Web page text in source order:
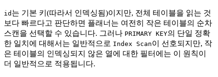
id 는 기본 키(따라서 인덱싱됨)이지만, 전체 테이블을 읽는 것
보다 빠르다고 판단하면 플래너는 여전히 작은 테이블의 순차
스캔을 선택할 수 있습니다. 그러나 PRIMARY KEY의 단일 정확
한 일치에 대해서는 일반적으로 Index Scan이 선호되지만, 작
은 테이블의 인덱싱되지 않은 열에 대한 필터에는 이 원칙이
더 일반적으로 적용됩니다.